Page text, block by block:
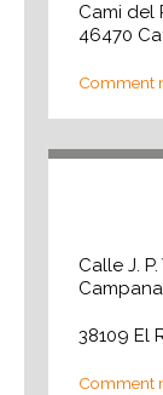
Cami del
46470
Comment
Calle J.
Campana
38109 El
Comment